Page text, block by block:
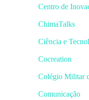
Centro de
ChimaTalks
Ciência e
Cocreation
Colégio Militar
Comunicação